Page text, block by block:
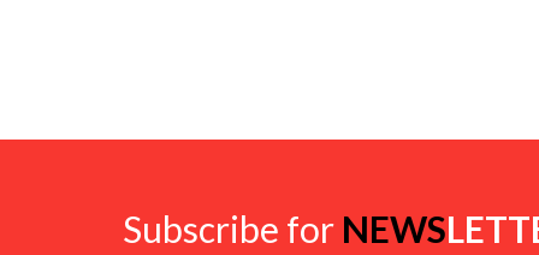
Subscribe for NEWS